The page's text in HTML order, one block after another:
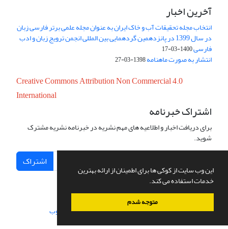
این وب سایت از کوکی ها برای اطمینان از ارائه بهترین
خدمات استفاده می کند.
متوجه شدم
آخرین اخبار
انتخاب مجله تحقیقات آب و خاک ایران به عنوان مجله علمی برتر فارسی زبان
در سال 1399 در پانزدهمین گردهمایی بین المللی انجمن ترویج زبان و ادب
فارسی1400-03-17
انتشار به صورت ماهنامه1398-03-27
Creative Commons Attribution Non Commercial 4.0
International
اشتراک خبرنامه
برای دریافت اخبار و اطلاعیه های مهم نشریه در خبرنامه نشریه مشترک
شوید.
اشتراک
سامانه مدیریت نشریات علمی.طراحی و پیاده سازی از سیناوب